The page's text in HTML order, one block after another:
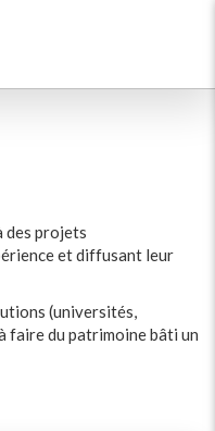
des projets
et diffusant leur
(universités,
faire du patrimoine bâti un